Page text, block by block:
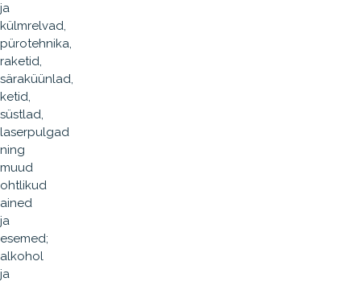
ja
külmrelvad,
pürotehnika,
raketid,
säraküünlad,
ketid,
süstlad,
laserpulgad
ning
muud
ohtlikud
ained
ja
esemed;
alkohol
ja